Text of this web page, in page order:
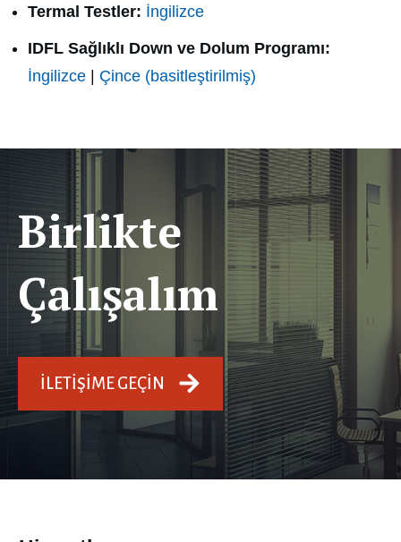
Termal Testler: İngilizce
IDFL Sağlıklı Down ve Dolum Programı:
İngilizce | Çince (basitleştirilmiş)
Birlikte
Çalışalım
İLETIŞIME GEÇIN